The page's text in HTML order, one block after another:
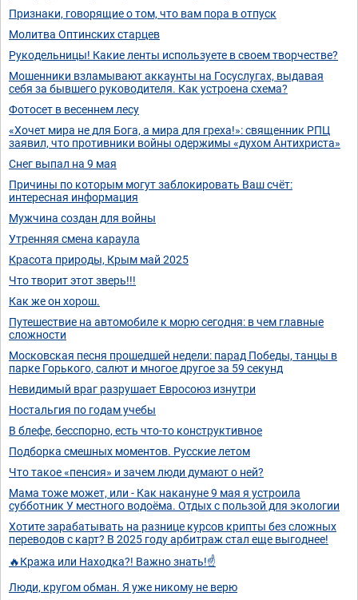
Признаки, говорящие о том, что вам пора в отпуск
Молитва Оптинских старцев
Рукодельницы! Какие ленты используете в своем творчестве?
Мошенники взламывают аккаунты на Госуслугах, выдавая
себя за бывшего руководителя. Как устроена схема?
Фотосет в весеннем лесу
«Хочет мира не для Бога, а мира для греха!»: священник РПЦ
заявил, что противники войны одержимы «духом Антихриста»
Снег выпал на 9 мая
Причины по которым могут заблокировать Ваш счёт:
интересная информация
Мужчина создан для войны
Утренняя смена караула
Красота природы, Крым май 2025
Что творит этот зверь!!!
Как же он хорош.
Путешествие на автомобиле к морю сегодня: в чем главные
сложности
Московская песня прошедшей недели: парад Победы, танцы в
парке Горького, салют и многое другое за 59 секунд
Невидимый враг разрушает Евросоюз изнутри
Ностальгия по годам учебы
В блефе, бесспорно, есть что-то конструктивное
Подборка смешных моментов. Русские летом
Что такое «пенсия» и зачем люди думают о ней?
Мама тоже может, или - Как накануне 9 мая я устроила
субботник У местного водоёма. Отдых с пользой для экологии
Хотите зарабатывать на разнице курсов крипты без сложных
переводов с карт? В 2025 году арбитраж стал еще выгоднее!
🔥Кража или Находка?! Важно знать!☝️
Люди, кругом обман. Я уже никому не верю